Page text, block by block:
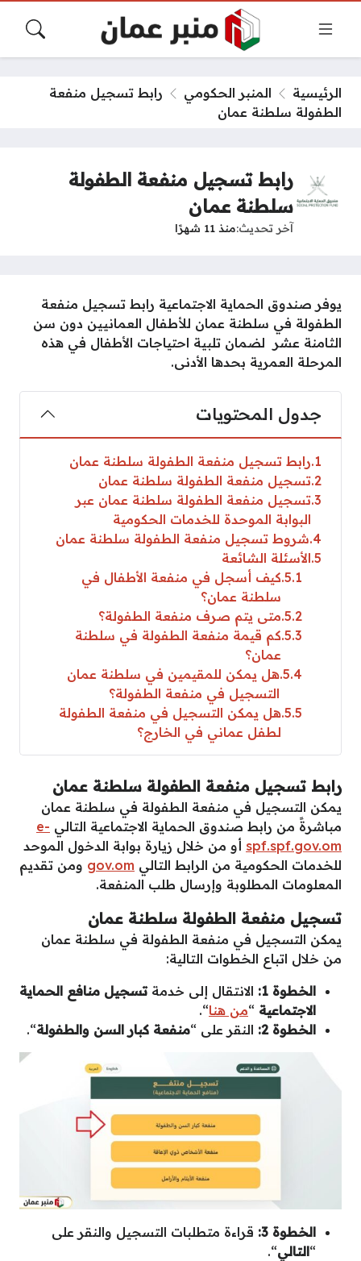
الرئيسية المنبر الحكومي
رابط تسجيل منفعة
الطفولة سلطنة عمان
رابط تسجيل منفعة الطفولة
سلطنة عمان
آخر تحديث منذ 11 شهرًا
يوفر صندوق الحماية الاجتماعية رابط تسجيل منفعة
الطفولة في سلطنة عمان للأطفال العمانيين دون سن
الثامنة عشر لضمان تلبية احتياجات الأطفال في هذه
المرحلة العمرية بحدها الأدنى.
جدول المحتويات
1 رابط تسجيل منفعة الطفولة سلطنة عمان
2 تسجيل منفعة الطفولة سلطنة عمان
3 تسجيل منفعة الطفولة سلطنة عمان عبر
البوابة الموحدة للخدمات الحكومية
4 شروط تسجيل منفعة الطفولة سلطنة عمان
5 الأسئلة الشائعة
5.1 كيف أسجل في منفعة الأطفال في
سلطنة عمان؟
5.2 متى يتم صرف منفعة الطفولة؟
5.3 كم قيمة منفعة الطفولة في سلطنة
عمان؟
5.4 هل يمكن للمقيمين في سلطنة عمان
التسجيل في منفعة الطفولة؟
5.5 هل يمكن التسجيل في منفعة الطفولة
لطفل عماني في الخارج؟
رابط تسجيل منفعة الطفولة سلطنة عمان
يمكن التسجيل في منفعة الطفولة في سلطنة عمان
مباشرةً من رابط صندوق الحماية الاجتماعية التالي e-
spf.spf.gov.om أو من خلال زيارة بوابة الدخول الموحد
للخدمات الحكومية من الرابط التالي gov.om ومن تقديم
المعلومات المطلوبة وإرسال طلب المنفعة.
تسجيل منفعة الطفولة سلطنة عمان
يمكن التسجيل في منفعة الطفولة في سلطنة عمان
من خلال اتباع الخطوات التالية:
الخطوة 1:
الانتقال إلى خدمةتسجيل منافع الحماية
الاجتماعية “من هنا“.
الخطوة 2:
النقر على “منفعة كبار السن والطفولة“.
الخطوة 3:
قراءة متطلبات التسجيل والنقر على
“التالي“.